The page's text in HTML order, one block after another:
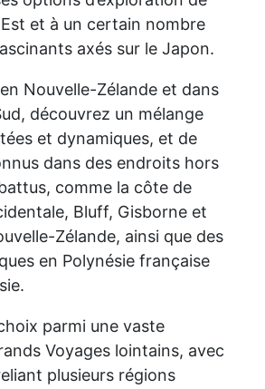
Est et à un certain nombre
axés sur le Japon.
Nouvelle-Zélande et dans
découvrez un mélange
et dynamiques, et de
dans des endroits hors
comme la côte de
Bluff, Gisborne et
Zélande, ainsi que des
en Polynésie française
parmi une vaste
Voyages lointains, avec
plusieurs régions